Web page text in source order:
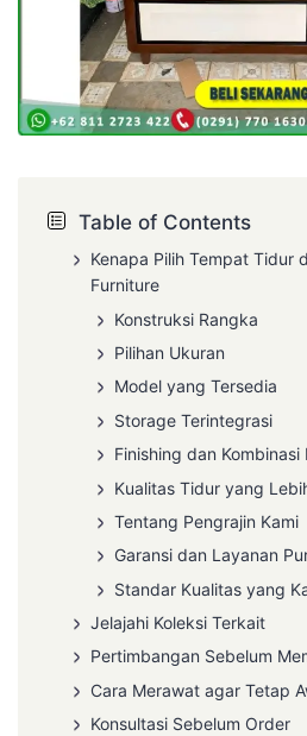
Table of Contents
Kenapa Pilih Tempat Tidur
Furniture
Konstruksi Rangka
Pilihan Ukuran
Model yang Tersedia
Storage Terintegrasi
Finishing dan Kombinasi
Kualitas Tidur yang
Tentang Pengrajin Kami
Garansi dan Layanan
Standar Kualitas yang
Jelajahi Koleksi Terkait
Pertimbangan Sebelum
Cara Merawat agar Tetap
Konsultasi Sebelum Order